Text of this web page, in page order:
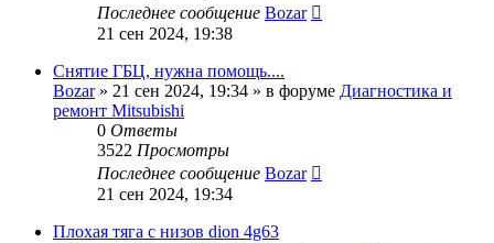
Последнее сообщение Bozar
21 сен 2024, 19:38
Снятие ГБЦ, нужна помощь....
Bozar» 21 сен 2024, 19:34 » в форуме Диагностика и
ремонт Mitsubishi
0 Ответы
3522 Просмотры
Последнее сообщение Bozar
21 сен 2024, 19:34
Плохая тяга с низов dion 4g63